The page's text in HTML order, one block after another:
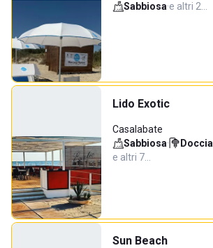
Sabbiosa·e altri 2…
Lido Exotic
Casalabate
Sabbiosa·
e altri 7…
Sun Beach